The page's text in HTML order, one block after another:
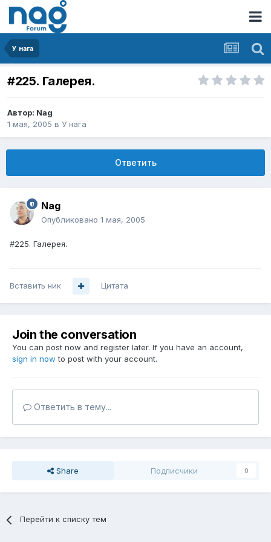
У нага
#225. Галерея.
Автор: Nag
1 мая, 2005 в У нага
Ответить
Nag
Опубликовано 1 мая, 2005
#225. Галерея.
Вставить ник Цитата
Join the conversation
You can post now and register later. If you have an account,
sign in now to post with your account.
Ответить в тему...
Share Подписчики 0
Перейти к списку тем